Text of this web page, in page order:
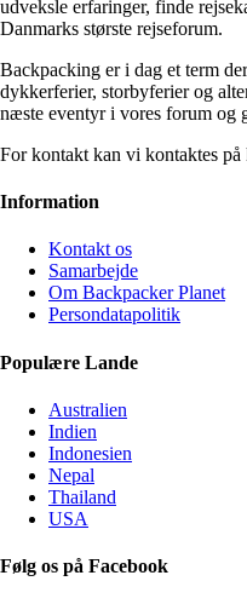
udveksle erfaringer, finde
Danmarks største rejseforum.
Backpacking er i dag et term
dykkerferier, storbyferier og
næste eventyr i vores forum og
For kontakt kan vi kontaktes
Information
Kontakt os
Samarbejde
Om Backpacker Planet
Persondatapolitik
Populære Lande
Australien
Indien
Indonesien
Nepal
Thailand
USA
Følg os på Facebook